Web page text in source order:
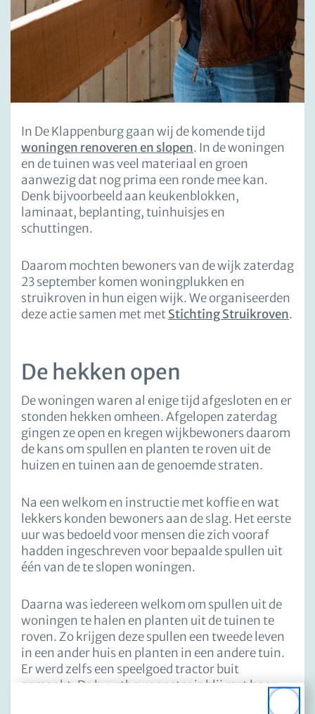
Close
In De Klappenburg gaan wij de komende tijd
woningen renoveren en slopen. In de woningen
en de tuinen was veel materiaal en groen
aanwezig dat nog prima een ronde mee kan.
Denk bijvoorbeeld aan keukenblokken,
laminaat, beplanting, tuinhuisjes en
schuttingen.
Daarom mochten bewoners van de wijk zaterdag
23 september komen woningplukken en
struikroven in hun eigen wijk. We organiseerden
deze actie samen met metStichting Struikroven.
De hekken open
De woningen waren al enige tijd afgesloten en er
stonden hekken omheen. Afgelopen zaterdag
gingen ze open en kregen wijkbewoners daarom
de kans om spullen en planten te roven uit de
huizen en tuinen aan de genoemde straten.
Na een welkom en instructie met koffie en wat
lekkers konden bewoners aan de slag. Het eerste
uur was bedoeld voor mensen die zich vooraf
hadden ingeschreven voor bepaalde spullen uit
één van de te slopen woningen.
Daarna was iedereen welkom om spullen uit de
woningen te halen en planten uit de tuinen te
roven. Zo krijgen deze spullen een tweede leven
in een ander huis en planten in een andere tuin.
Er werd zelfs een speelgoed tractor buit
gemaakt. De buurtbewoonster is blij met haar
vondst en haar kleinkinderen waarschijnlijk